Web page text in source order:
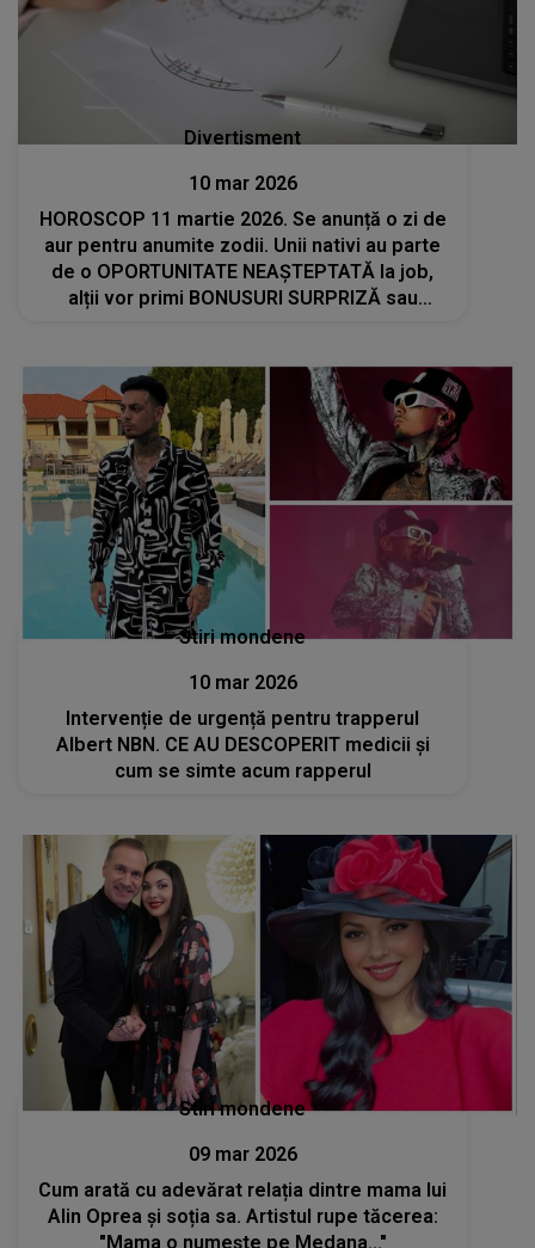
Divertisment
10 mar 2026
HOROSCOP 11 martie 2026. Se anunță o zi de
aur pentru anumite zodii. Unii nativi au parte
de o OPORTUNITATE NEAȘTEPTATĂ la job,
alții vor primi BONUSURI SURPRIZĂ sau
Stiri mondene
10 mar 2026
Intervenție de urgență pentru trapperul
Albert NBN. CE AU DESCOPERIT medicii și
cum se simte acum rapperul
Stiri mondene
09 mar 2026
Cum arată cu adevărat relația dintre mama lui
Alin Oprea și soția sa. Artistul rupe tăcerea:
"Mama o numește pe Medana..."